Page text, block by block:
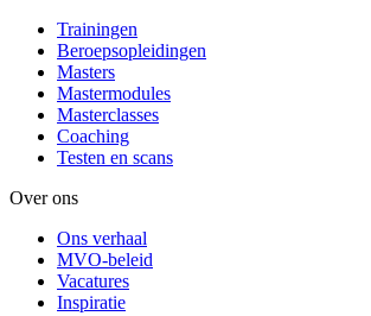
Trainingen
Beroepsopleidingen
Masters
Mastermodules
Masterclasses
Coaching
Testen en scans
Over ons
Ons verhaal
MVO-beleid
Vacatures
Inspiratie